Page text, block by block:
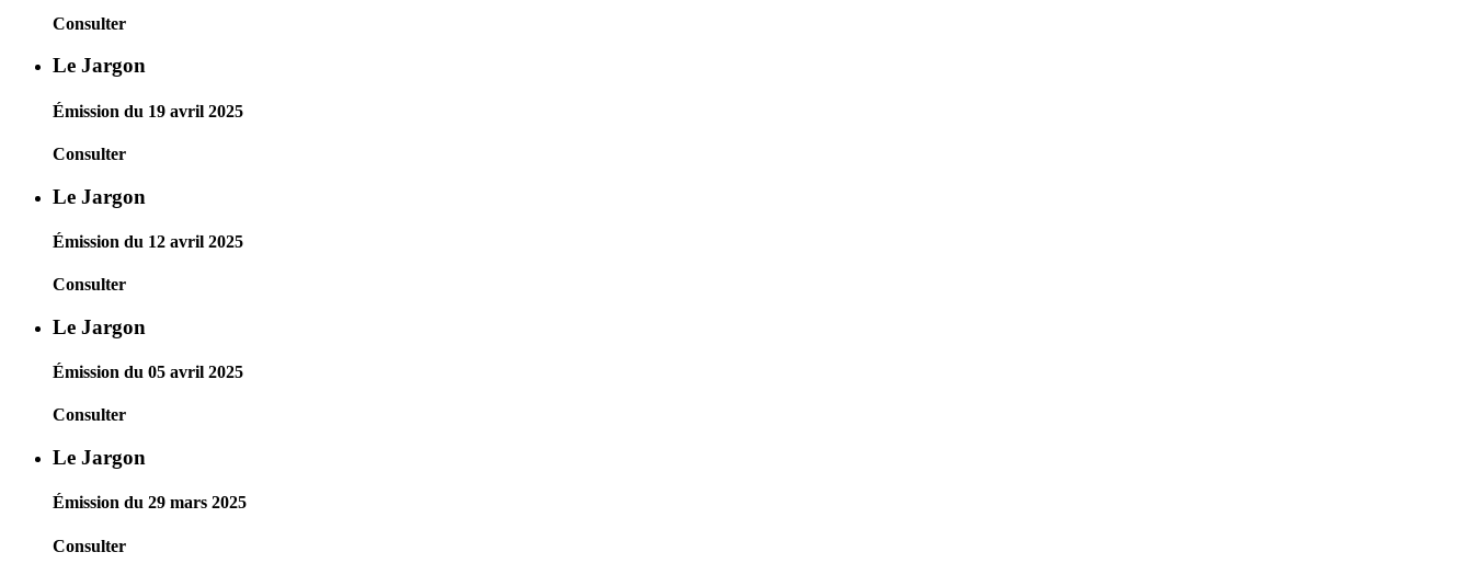
Consulter
Le Jargon
Émission du 19 avril 2025
Consulter
Le Jargon
Émission du 12 avril 2025
Consulter
Le Jargon
Émission du 05 avril 2025
Consulter
Le Jargon
Émission du 29 mars 2025
Consulter